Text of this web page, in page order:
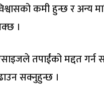
कमी हुन्छ र अन्य
।
तपाईंको मद्दत
सक्नुहुन्छ ।